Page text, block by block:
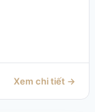
Xem chi tiết →